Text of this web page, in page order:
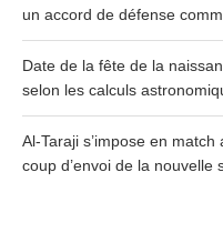
un accord de défense
Date de la fête de la
selon les calculs
Al-Taraji s’impose en
coup d’envoi de la nouvelle